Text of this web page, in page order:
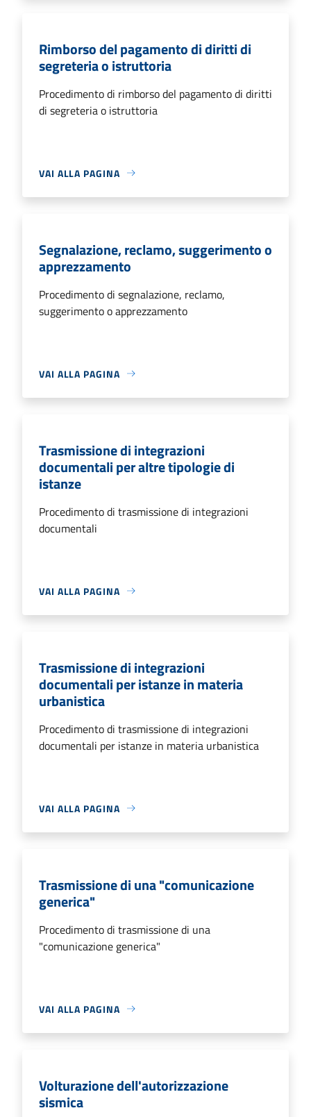
Rimborso del pagamento di diritti di
segreteria o istruttoria
Procedimento di rimborso del pagamento di diritti
di segreteria o istruttoria
VAI ALLA PAGINA
Segnalazione, reclamo, suggerimento o
apprezzamento
Procedimento di segnalazione, reclamo,
suggerimento o apprezzamento
VAI ALLA PAGINA
Trasmissione di integrazioni
documentali per altre tipologie di
istanze
Procedimento di trasmissione di integrazioni
documentali
VAI ALLA PAGINA
Trasmissione di integrazioni
documentali per istanze in materia
urbanistica
Procedimento di trasmissione di integrazioni
documentali per istanze in materia urbanistica
VAI ALLA PAGINA
Trasmissione di una "comunicazione
generica"
Procedimento di trasmissione di una
"comunicazione generica"
VAI ALLA PAGINA
Volturazione dell'autorizzazione
sismica